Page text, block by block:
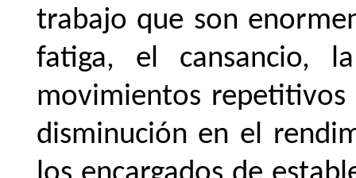
trabajo que son
fatiga, el cansancio,
movimientos
disminución en el